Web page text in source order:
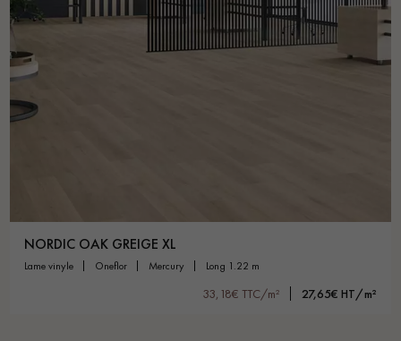
NORDIC OAK GREIGE XL
lame vinyle oneflor mercury long 1.22 m
33,18€ TTC/m² 27,65€ HT/m²